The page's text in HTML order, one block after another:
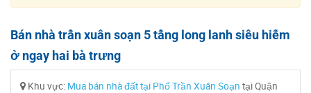
Bán nhà trần xuân soạn 5 tầng long lanh siêu hiếm
ở ngay hai bà trưng
Khu vực: Mua bán nhà đất tại Phố Trần Xuân Soạn tại Quận